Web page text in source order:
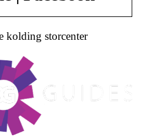
kolding storcenter